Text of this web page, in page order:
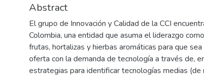
Abstract
El grupo de Innovación y Calidad de la CCI
Colombia, una entidad que asuma el liderazgo
frutas, hortalizas y hierbas aromáticas para que
oferta con la demanda de tecnología a través de,
estrategias para identificar tecnologías medias